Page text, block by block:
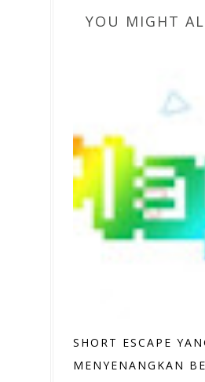
YOU MIGHT
SHORT ESCAPE
MENYENANGKAN